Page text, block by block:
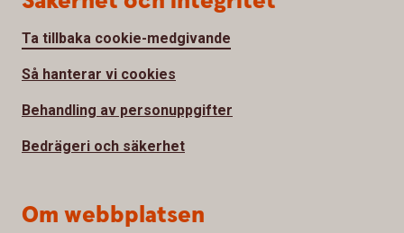
Ta tillbaka cookie-medgivande
Så hanterar vi cookies
Behandling av personuppgifter
Bedrägeri och säkerhet
Om webbplatsen